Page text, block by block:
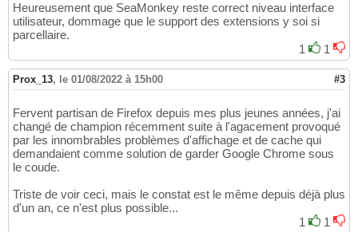
Heureusement que SeaMonkey reste correct niveau interface
utilisateur, dommage que le support des extensions y soi si
parcellaire.
1
1
Prox_13, le 01/08/2022 à 15h00 #3
Fervent partisan de Firefox depuis mes plus jeunes années, j'ai
changé de champion récemment suite à l'agacement provoqué
par les innombrables problèmes d'affichage et de cache qui
demandaient comme solution de garder Google Chrome sous
le coude.
Triste de voir ceci, mais le constat est le même depuis déjà plus
d'un an, ce n'est plus possible...
1
1